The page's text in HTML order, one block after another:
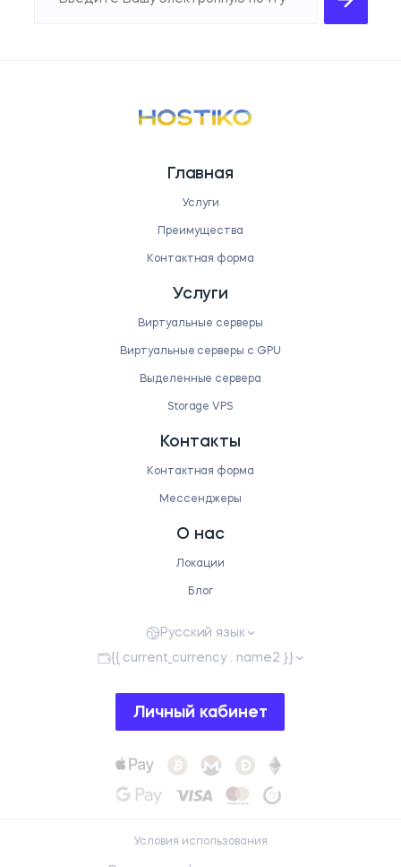
Главная
Услуги
Преимущества
Контактная форма
Услуги
Виртуальные серверы
Виртуальные серверы с GPU
Выделенные сервера
Storage VPS
Контакты
Контактная форма
Мессенджеры
О нас
Локации
Блог
Русский язык
{{ current_currency . name2 }}
Личный кабинет
Условия использования